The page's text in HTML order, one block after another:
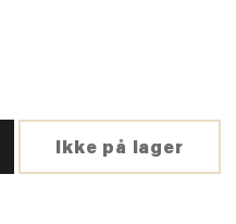
Ikke på lager